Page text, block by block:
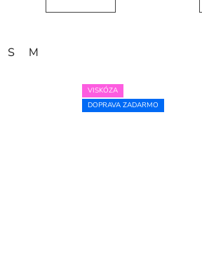
S M
VISKÓZA
DOPRAVA ZADARMO